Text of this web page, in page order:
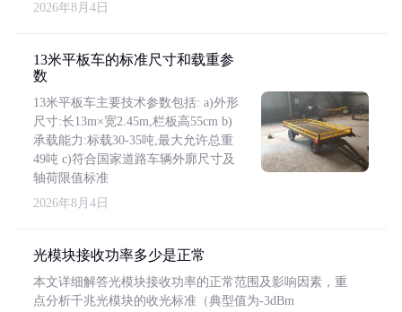
2026年8月4日
13米平板车的标准尺寸和载重参
数
13米平板车主要技术参数包括: a)外形
尺寸:长13m×宽2.45m,栏板高55cm b)
承载能力:标载30-35吨,最大允许总重
49吨 c)符合国家道路车辆外廓尺寸及
轴荷限值标准
2026年8月4日
光模块接收功率多少是正常
本文详细解答光模块接收功率的正常范围及影响因素，重
点分析千兆光模块的收光标准（典型值为-3dBm